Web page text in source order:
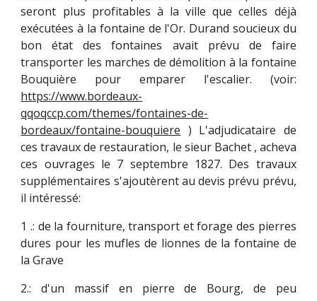
seront plus profitables à la ville que celles déjà
exécutées à la fontaine de l'Or. Durand soucieux du
bon état des fontaines avait prévu de faire
transporter les marches de démolition à la fontaine
Bouquière pour emparer l'escalier. (voir:
https://www.bordeaux-
qqoqccp.com/themes/fontaines-de-
bordeaux/fontaine-bouquiere ) L'adjudicataire de
ces travaux de restauration, le sieur Bachet , acheva
ces ouvrages le 7 septembre 1827. Des travaux
supplémentaires s'ajoutèrent au devis prévu prévu,
il intéressé:
1 .: de la fourniture, transport et forage des pierres
dures pour les mufles de lionnes de la fontaine de
la Grave
2.: d'un massif en pierre de Bourg, de peu